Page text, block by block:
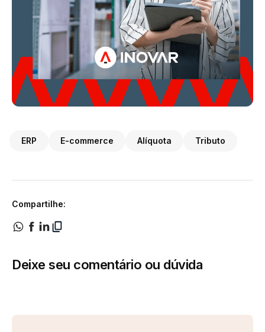
ERP E-commerce Alíquota Tributo
Compartilhe:
Deixe seu comentário ou dúvida